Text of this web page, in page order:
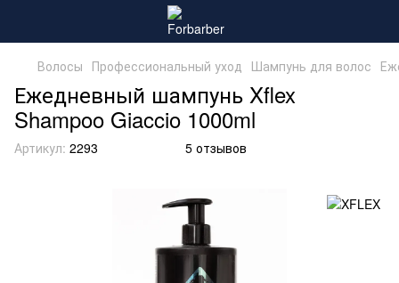
Волосы Профессиональный уход Шампунь для волос
Ежедневный шампунь Xflex
Shampoo Giaccio 1000ml
Артикул: 2293 5 отзывов